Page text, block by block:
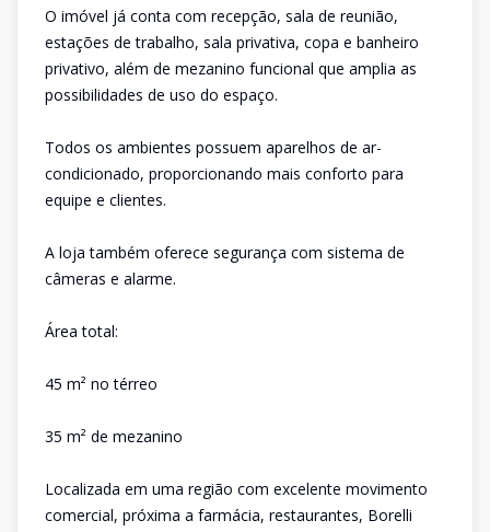
O imóvel já conta com recepção, sala de reunião,
estações de trabalho, sala privativa, copa e banheiro
privativo, além de mezanino funcional que amplia as
possibilidades de uso do espaço.
Todos os ambientes possuem aparelhos de ar-
condicionado, proporcionando mais conforto para
equipe e clientes.
A loja também oferece segurança com sistema de
câmeras e alarme.
Área total:
45 m² no térreo
35 m² de mezanino
Localizada em uma região com excelente movimento
comercial, próxima a farmácia, restaurantes, Borelli